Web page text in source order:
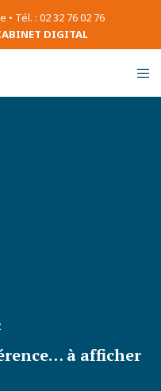
Tél. : 02 32 76 02 76
DIGITAL
à afficher